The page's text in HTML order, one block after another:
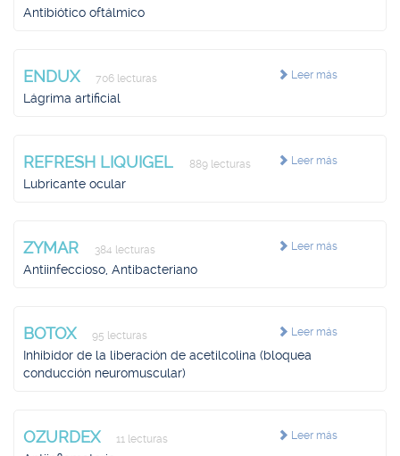
Antibiótico oftálmico
Leer más
ENDUX 706 lecturas
Lágrima artificial
Leer más
REFRESH LIQUIGEL 889 lecturas
Lubricante ocular
Leer más
ZYMAR 384 lecturas
Antiinfeccioso, Antibacteriano
Leer más
BOTOX 95 lecturas
Inhibidor de la liberación de acetilcolina (bloquea
conducción neuromuscular)
Leer más
OZURDEX 11 lecturas